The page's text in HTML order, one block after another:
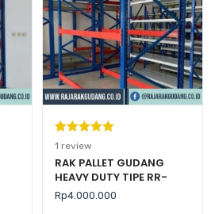
Peringkat
5.00dari 5
berdasarka
n
1
penilaian
1 review
RAK PALLET GUDANG
HEAVY DUTY TIPE RR-
2000 KAPASITAS 2 TON /
LEVEL
Rp4.000.000